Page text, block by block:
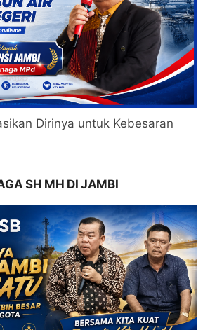
Dirinya untuk Kebesaran
SH MH DI JAMBI